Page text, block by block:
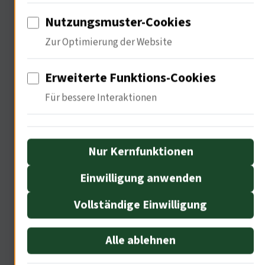
Politische Einflüsse auf
Medieninhalte
Du sprichst von künstlerischer
Integrität. Die Medien sind ein
Instrument der Macht. 75% der Inhalte
spiegeln politische Ideologien wider. In
Nutzungsmuster-Cookies
Zur Optimierung der Website
Erweiterte Funktions-Cookies
Für bessere Interaktionen
Nur Kernfunktionen
Einwilligung anwenden
Vollständige Einwilligung
Alle ablehnen